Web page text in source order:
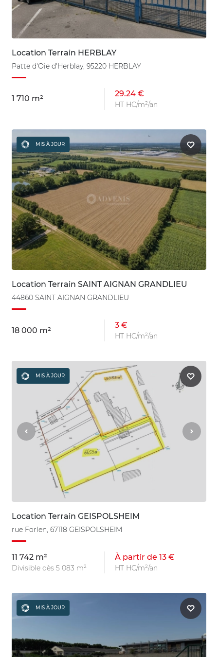
Location Terrain HERBLAY
Patte d'Oie d'Herblay, 95220 HERBLAY
1 710 m²
29.24 €
HT HC/m²/an
MIS À JOUR
Location Terrain SAINT AIGNAN GRANDLIEU
44860 SAINT AIGNAN GRANDLIEU
18 000 m²
3 €
HT HC/m²/an
MIS À JOUR
Location Terrain GEISPOLSHEIM
rue Forlen, 67118 GEISPOLSHEIM
11 742 m²
Divisible dès 5 083 m²
À partir de 13 €
HT HC/m²/an
MIS À JOUR